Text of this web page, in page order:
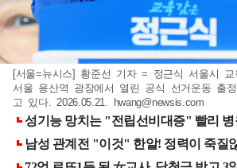
[서울=뉴시스] 황준선 기자 = 정근식 서울시
서울 용산역 광장에서 열린 공식 선거운동 출
고 있다. 2026.05.21. hwang@newsis.com